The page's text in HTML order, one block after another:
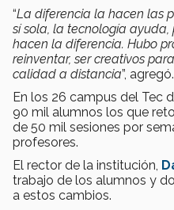
“La diferencia la hacen las
sí sola, la tecnología ayuda,
hacen la diferencia. Hubo
reinventar, ser creativos
calidad a distancia”, agregó.
En los 26 campus del Tec
90 mil alumnos los que
de 50 mil sesiones por
profesores.
El rector de la institución,
trabajo de los alumnos y
a estos cambios.